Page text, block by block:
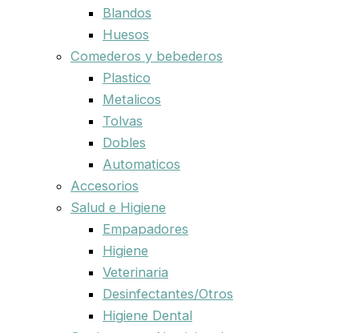
Blandos
Huesos
Comederos y bebederos
Plastico
Metalicos
Tolvas
Dobles
Automaticos
Accesorios
Salud e Higiene
Empapadores
Higiene
Veterinaria
Desinfectantes/Otros
Higiene Dental